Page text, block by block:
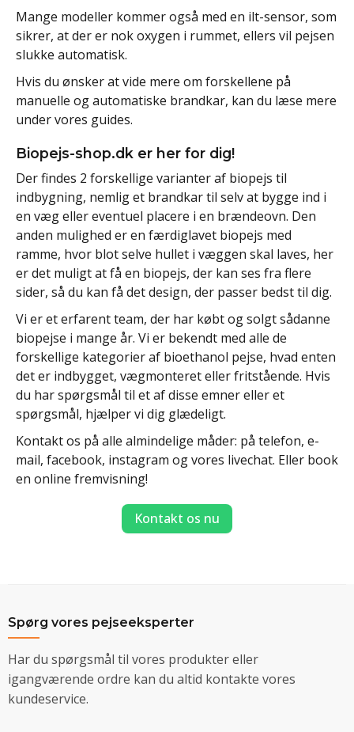
Mange modeller kommer også med en ilt-sensor, som
sikrer, at der er nok oxygen i rummet, ellers vil pejsen
slukke automatisk.
Hvis du ønsker at vide mere om forskellene på
manuelle og automatiske brandkar, kan du læse mere
under vores guides.
Biopejs-shop.dk er her for dig!
Der findes 2 forskellige varianter af biopejs til
indbygning, nemlig et brandkar til selv at bygge ind i
en væg eller eventuel placere i en brændeovn. Den
anden mulighed er en færdiglavet biopejs med
ramme, hvor blot selve hullet i væggen skal laves, her
er det muligt at få en biopejs, der kan ses fra flere
sider, så du kan få det design, der passer bedst til dig.
Vi er et erfarent team, der har købt og solgt sådanne
biopejse i mange år. Vi er bekendt med alle de
forskellige kategorier af bioethanol pejse, hvad enten
det er indbygget, vægmonteret eller fritstående. Hvis
du har spørgsmål til et af disse emner eller et
spørgsmål, hjælper vi dig glædeligt.
Kontakt os på alle almindelige måder: på telefon, e-
mail, facebook, instagram og vores livechat. Eller book
en online fremvisning!
Kontakt os nu
Spørg vores pejseeksperter
Har du spørgsmål til vores produkter eller
igangværende ordre kan du altid kontakte vores
kundeservice.